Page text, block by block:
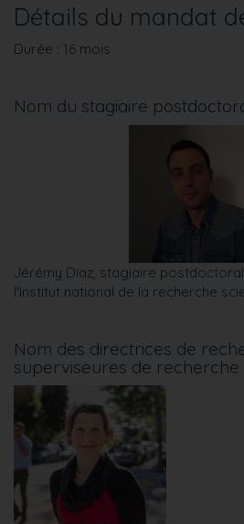
Détails du mandat
Durée : 16 mois
Nom du stagiaire
Jérémy Diaz, stagiaire
l'Institut national de la recherche
Nom des directrices de
superviseures de recherche